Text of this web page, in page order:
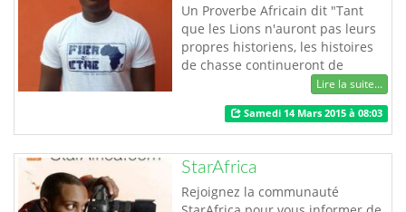
Un Proverbe Africain dit "Tant
que les Lions n'auront pas leurs
propres historiens, les histoires
de chasse continueront de
glorifier le chasseur" "FIER D'ÊTRE
AFRICAIN" se veut être une
réponse actuelle à la question de
la réécriture de l'histoire
africaine avec nos propres
termes à travers les T-shirts, les
Débardeurs, les Body, les jeans,
Lire la suite...
Samedi 14 Mars 2015 à 08:03
StarAfrica
Rejoignez la communauté